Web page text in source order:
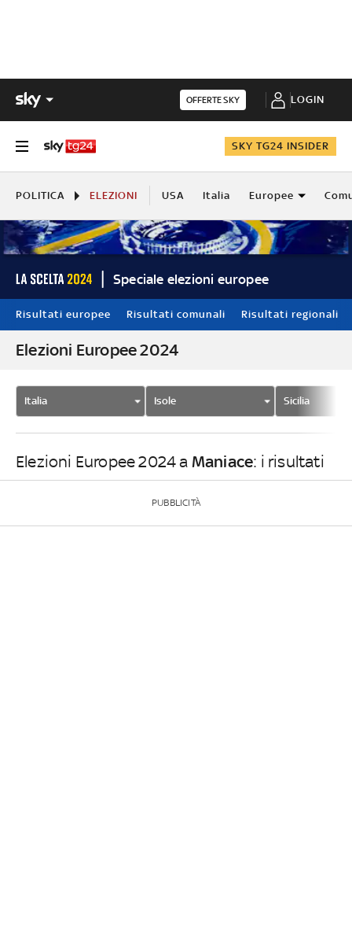
OFFERTE SKY LOGIN
SKY TG24 INSIDER
POLITICA ELEZIONI USA Italia Europee
Speciale elezioni europee
Risultati europee Risultati comunali Risultati regionali
Elezioni Europee 2024
Italia Isole Sicilia
Elezioni Europee 2024 a Maniace: i risultati
PUBBLICITÀ